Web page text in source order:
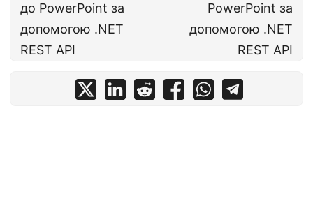
до PowerPoint за
допомогою .NET
REST API
PowerPoint за
допомогою .NET
REST API